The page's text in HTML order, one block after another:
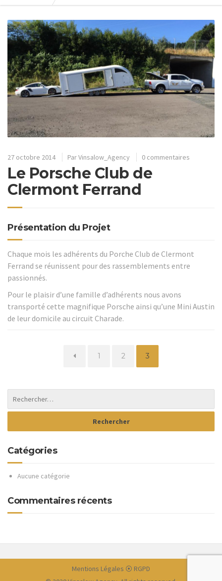
27 octobre 2014 ParVinsalow_Agency 0 commentaires
Le Porsche Club de
Clermont Ferrand
Présentation du Projet
Chaque mois les adhérents du Porche Club de Clermont
Ferrand se réunissent pour des rassemblements entre
passionnés.
Pour le plaisir d’une famille d’adhérents nous avons
transporté cette magnifique Porsche ainsi qu’une Mini Austin
de leur domicile au circuit Charade.
Page
1 Page
2 Page
3
Catégories
Aucune catégorie
Commentaires récents
Mentions Légales ⦿ RGPD